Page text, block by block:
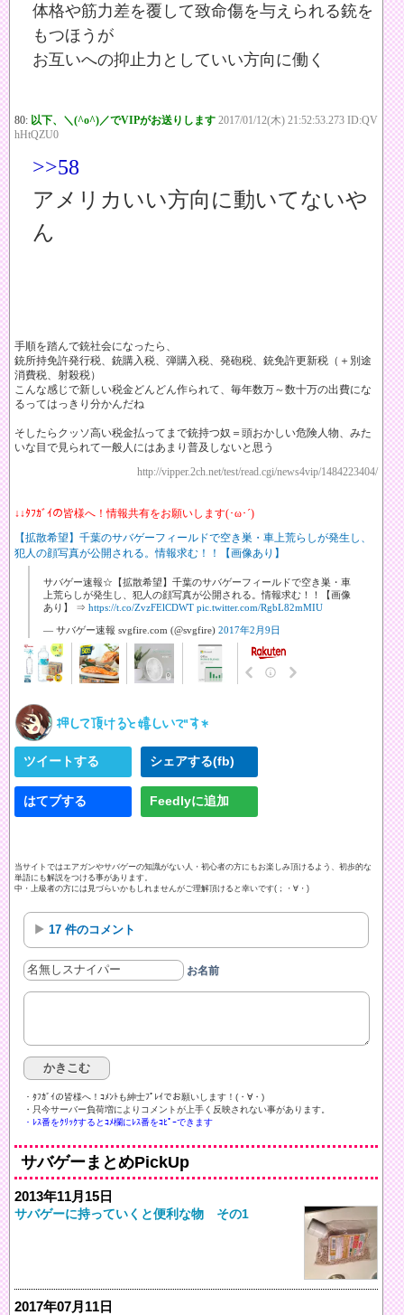
体格や筋力差を覆して致命傷を与えられる銃を
もつほうが
お互いへの抑止力としていい方向に働く
80: 以下、＼(^o^)／でVIPがお送りします 2017/01/12(木) 21:52:53.273 ID:QV
hHtQZU0
>>58
アメリカいい方向に動いてないや
ん
手順を踏んで銃社会になったら、
銃所持免許発行税、銃購入税、弾購入税、発砲税、銃免許更新税（＋別途
消費税、射殺税）
こんな感じで新しい税金どんどん作られて、毎年数万～数十万の出費にな
るってはっきり分かんだね
そしたらクッソ高い税金払ってまで銃持つ奴＝頭おかしい危険人物、みた
いな目で見られて一般人にはあまり普及しないと思う
http://vipper.2ch.net/test/read.cgi/news4vip/1484223404/
↓↓ﾀﾌｶﾞｲの皆様へ！情報共有をお願いします(･ω･´)
【拡散希望】千葉のサバゲーフィールドで空き巣・車上荒らしが発生し、
犯人の顔写真が公開される。情報求む！！【画像あり】
サバゲー速報☆【拡散希望】千葉のサバゲーフィールドで空き巣・車
上荒らしが発生し、犯人の顔写真が公開される。情報求む！！【画像
あり】 ⇒ https://t.co/ZvzFElCDWT pic.twitter.com/RgbL82mMIU
— サバゲー速報 svgfire.com (@svgfire) 2017年2月9日
ツイートする シェアする(fb)
はてブする Feedlyに追加
当サイトではエアガンやサバゲーの知識がない人・初心者の方にもお楽しみ頂けるよう、初歩的な
単語にも解説をつける事があります。
中・上級者の方には見づらいかもしれませんがご理解頂けると幸いです(；・∀・)
17 件のコメント
お名前
・ﾀﾌｶﾞｲの皆様へ！ｺﾒﾝﾄも紳士ﾌﾟﾚｲでお願いします！(・∀・)ゞ
・只今サーバー負荷増によりコメントが上手く反映されない事があります。
・ﾚｽ番をｸﾘｯｸするとｺﾒ欄にﾚｽ番をｺﾋﾟｰできます
サバゲーまとめPickUp
2013年11月15日
サバゲーに持っていくと便利な物 その1
2017年07月11日